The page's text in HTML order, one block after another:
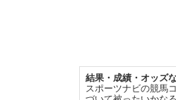
結果・成績・オッズ
スポーツナビの競馬